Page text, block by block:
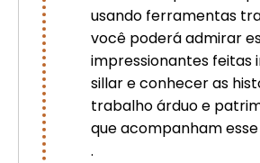
usando ferramentas
você poderá admirar
impressionantes feitas
sillar e conhecer as
trabalho árduo e
que acompanham
.